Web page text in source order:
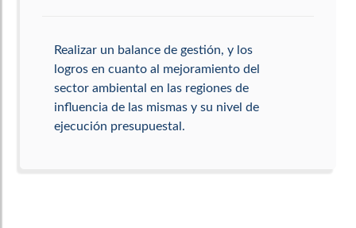
Realizar un balance de gestión, y los
logros en cuanto al mejoramiento del
sector ambiental en las regiones de
influencia de las mismas y su nivel de
ejecución presupuestal.